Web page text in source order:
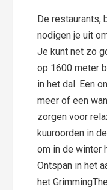
De restaurants,
nodigen je uit
Je kunt net zo
op 1600 meter
in het dal. Een
meer of een
zorgen voor
kuuroorden in
om in de winter
Ontspan in het
het